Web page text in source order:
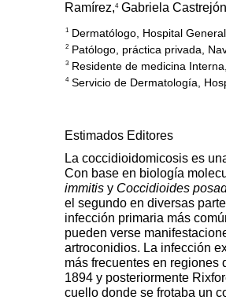
Ramírez,4Gabriela
1 Dermatólogo, Hospital
2 Patólogo, práctica privada,
3 Residente de medicina
4Servicio de Dermatología,
Estimados Editores
La coccidioidomicosis es
Con base en biología
immitis y Coccidioides
el segundo en diversas
infección primaria más
pueden verse
artroconidios. La infección
más frecuentes en regiones
1894 y posteriormente
cuello donde se frotaba un